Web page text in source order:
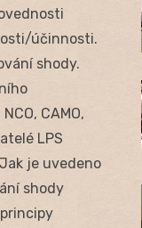
účinnosti.
shody.
CAMO,
LPS
je uvedeno
shody